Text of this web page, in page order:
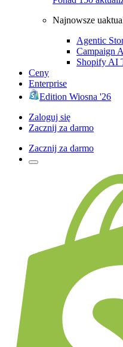
Najnowsze
Agentic
Campaign
Shopify AI
Ceny
Enterprise
Edition Wiosna '26
Zaloguj się
Zacznij za darmo
Zacznij za darmo